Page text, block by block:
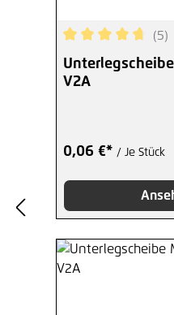
Durchschnittliche
(5)
V2A
0,06 €* / Je Stück